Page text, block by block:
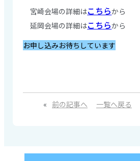
宮崎会場の詳細はこちらから
延岡会場の詳細はこちらから
お申し込みお待ちしています
« 前の記事へ 一覧へ戻る